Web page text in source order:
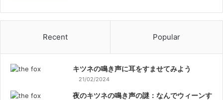
Recent Popular
キツネの鳴き声に耳をすませてみよう
21/02/2024
夜のキツネの鳴き声の謎：なんでウィーンす